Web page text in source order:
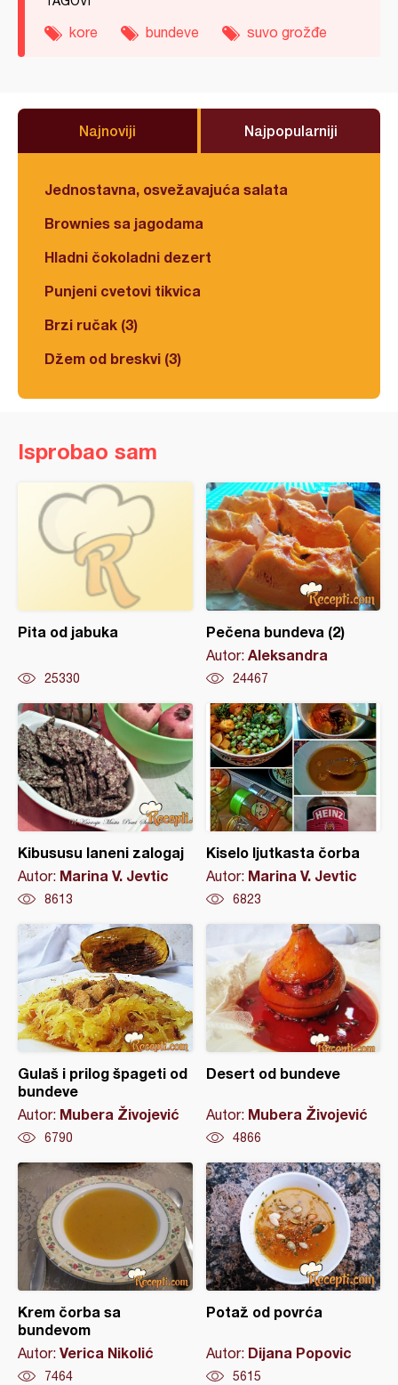
kore bundeve suvo grožđe
Najnoviji Najpopularniji
Jednostavna, osvežavajuća salata
Brownies sa jagodama
Hladni čokoladni dezert
Punjeni cvetovi tikvica
Brzi ručak (3)
Džem od breskvi (3)
Isprobao sam
Pita od jabuka
25330
Pečena bundeva (2)
Autor: Aleksandra
24467
Kibususu laneni zalogaj
Autor: Marina V. Jevtic
8613
Kiselo ljutkasta čorba
Autor: Marina V. Jevtic
6823
Gulaš i prilog špageti od
bundeve
Autor: Mubera Živojević
6790
Desert od bundeve
Autor: Mubera Živojević
4866
Krem čorba sa
bundevom
Autor: Verica Nikolić
7464
Potaž od povrća
Autor: Dijana Popovic
5615